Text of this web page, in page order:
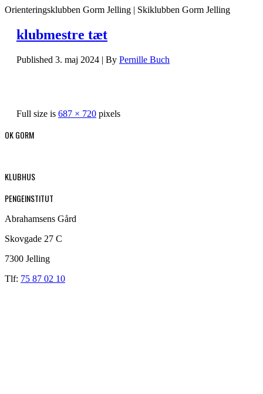
Orienteringsklubben Gorm Jelling | Skiklubben Gorm Jelling
klubmestre tæt
Published 3. maj 2024 | By Pernille Buch
Full size is 687 × 720 pixels
OK GORM
KLUBHUS
PENGEINSTITUT
Abrahamsens Gård
Skovgade 27 C
7300 Jelling
Tlf: 75 87 02 10